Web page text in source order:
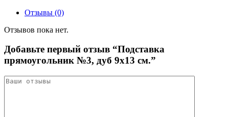
Отзывы (0)
Отзывов пока нет.
Добавьте первый отзыв “Подставка
прямоугольник №3, дуб 9х13 см.”